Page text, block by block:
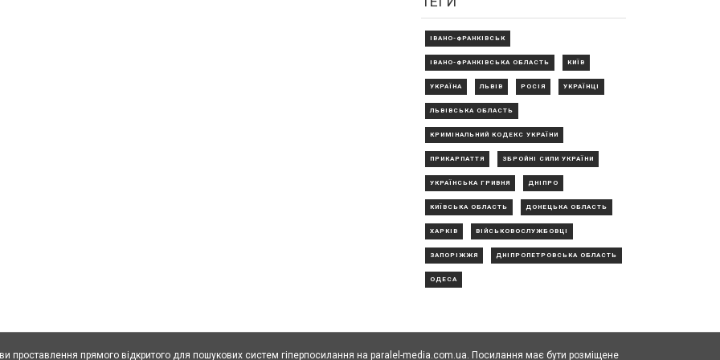
ІВАНО-ФРАНКІВСЬК
ІВАНО-ФРАНКІВСЬКА ОБЛАСТЬ КИЇВ
УКРАЇНА ЛЬВІВ РОСІЯ УКРАЇНЦІ
ЛЬВІВСЬКА ОБЛАСТЬ
КРИМІНАЛЬНИЙ КОДЕКС УКРАЇНИ
ПРИКАРПАТТЯ ЗБРОЙНІ СИЛИ УКРАЇНИ
УКРАЇНСЬКА ГРИВНЯ ДНІПРО
КИЇВСЬКА ОБЛАСТЬ ДОНЕЦЬКА ОБЛАСТЬ
ХАРКІВ ВІЙСЬКОВОСЛУЖБОВЦІ
ЗАПОРІЖЖЯ ДНІПРОПЕТРОВСЬКА ОБЛАСТЬ
ОДЕСА
проставлення прямого відкритого для пошукових систем гіперпосилання на paralel-media.com.ua. Посилання має бути розміщене